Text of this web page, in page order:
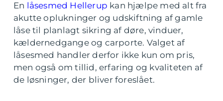
En låsesmed Hellerup kan hjælpe med alt fra
akutte oplukninger og udskiftning af gamle
låse til planlagt sikring af døre, vinduer,
kældernedgange og carporte. Valget af
låsesmed handler derfor ikke kun om pris,
men også om tillid, erfaring og kvaliteten af
de løsninger, der bliver foreslået.